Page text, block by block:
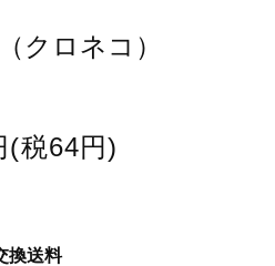
クロネコ）
(税64円)
換送料